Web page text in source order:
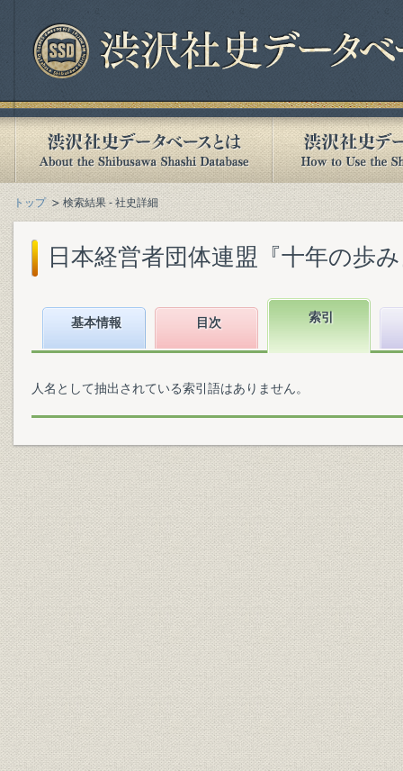
トップ 検索結果 - 社史詳細
日本経営者団体連盟『十年の歩
基本情報 目次 索引
人名として抽出されている索引語はありません。